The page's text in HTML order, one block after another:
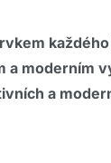
moderním
a